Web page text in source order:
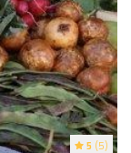
5 (5)